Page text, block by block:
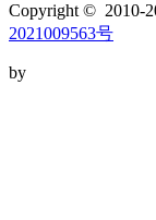
Copyright © 2010-
2021009563号
by